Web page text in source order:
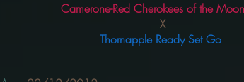
Camerone-Red Cherokees of the
X
Thornapple Ready Set Go